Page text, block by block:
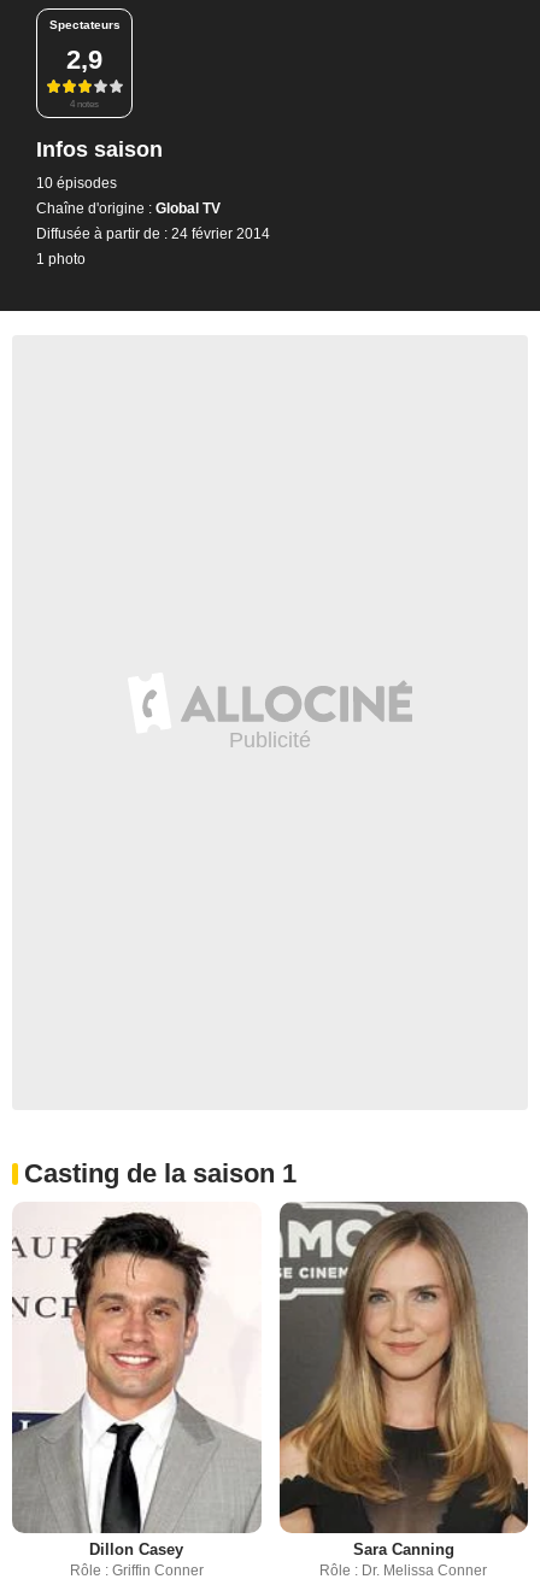
Spectateurs
2,9
4 notes
Infos saison
10 épisodes
Chaîne d'origine : Global TV
Diffusée à partir de : 24 février 2014
1 photo
Casting de la saison 1
Dillon Casey
Rôle : Griffin Conner
Sara Canning
Rôle : Dr. Melissa Conner